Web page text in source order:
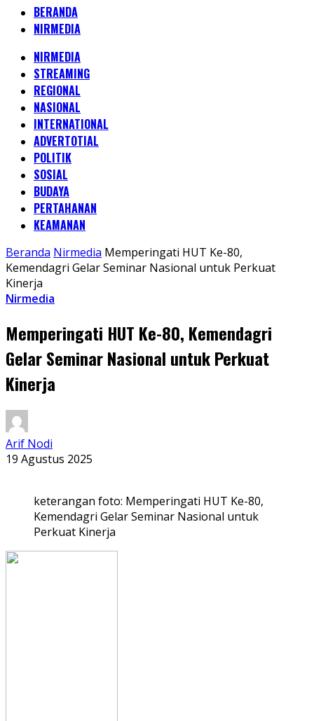
BERANDA
NIRMEDIA
NIRMEDIA
STREAMING
REGIONAL
NASIONAL
INTERNATIONAL
ADVERTOTIAL
POLITIK
SOSIAL
BUDAYA
PERTAHANAN
KEAMANAN
Beranda Nirmedia Memperingati HUT Ke-80,
Kemendagri Gelar Seminar Nasional untuk Perkuat
Kinerja
Nirmedia
Memperingati HUT Ke-80, Kemendagri
Gelar Seminar Nasional untuk Perkuat
Kinerja
Arif Nodi
19 Agustus 2025
keterangan foto: Memperingati HUT Ke-80,
Kemendagri Gelar Seminar Nasional untuk
Perkuat Kinerja